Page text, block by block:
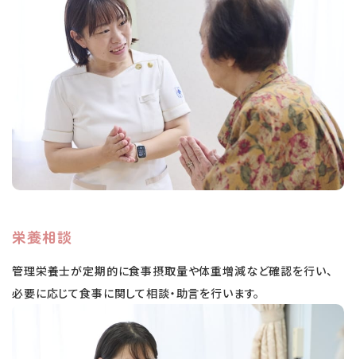
栄養相談
管理栄養士が定期的に食事摂取量や体重増減など確認を行い、
必要に応じて食事に関して相談・助言を行います。